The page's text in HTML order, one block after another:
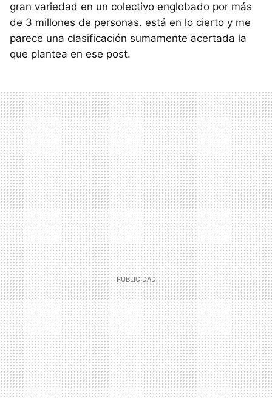
gran variedad en un colectivo englobado por más
de 3 millones de personas. está en lo cierto y me
parece una clasificación sumamente acertada la
que plantea en ese post.